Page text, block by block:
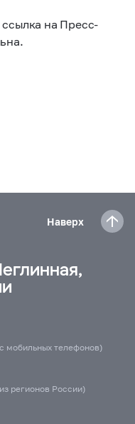
на Пресс-
Наверх
мобильных телефонов)
регионов России)